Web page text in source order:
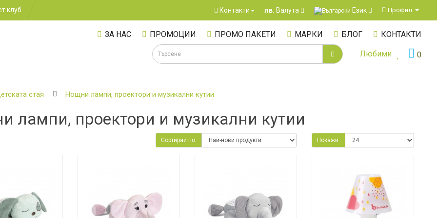
клуб Контакти лв. Валута Език Профил
ЗА НАС ПРОМОЦИИ ПРОМО ПАКЕТИ МАРКИ БЛОГ КОНТАКТИ
0
Любими
стая Нощни лампи, проектори и музикални кутии
лампи, проектори и музикални кутии
Сортирай по: Покажи: